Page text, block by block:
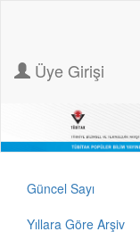
Üye Girişi
Güncel Sayı
Yıllara Göre Arşiv